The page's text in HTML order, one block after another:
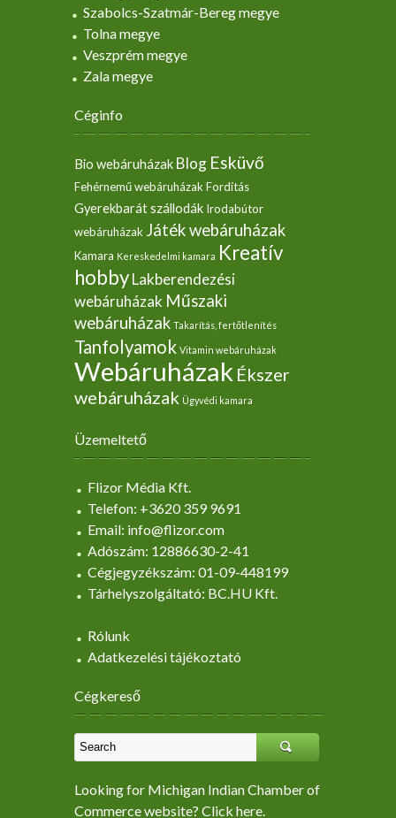
Szabolcs-Szatmár-Bereg megye
Tolna megye
Veszprém megye
Zala megye
Céginfo
Bio webáruházak Blog Esküvő
Fehérnemű webáruházak Fordítás
Gyerekbarát szállodák Irodabútor
webáruházak Játék webáruházak
Kamara Kereskedelmi kamara Kreatív
hobbyLakberendezési
webáruházak Műszaki
webáruházak Takarítás, fertőtlenítés
Tanfolyamok Vitamin webáruházak
Webáruházak Ékszer
webáruházak Ügyvédi kamara
Üzemeltető
Flizor Média Kft.
Telefon: +3620 359 9691
Email: info@flizor.com
Adószám: 12886630-2-41
Cégjegyzékszám: 01-09-448199
Tárhelyszolgáltató: BC.HU Kft.
Rólunk
Adatkezelési tájékoztató
Cégkereső
Looking for Michigan Indian Chamber of
Commerce website? Click here.